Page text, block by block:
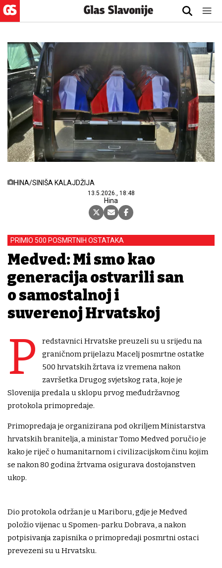
HINA/SINIŠA KALAJDŽIJA
13.5.2026., 18:48
Hina
PRIMIO 500 POSMRTNIH OSTATAKA
Medved: Mi smo kao
generacija ostvarili san
o samostalnoj i
suverenoj Hrvatskoj
P
redstavnici Hrvatske preuzeli su u srijedu na
graničnom prijelazu Macelj posmrtne ostatke
500 hrvatskih žrtava iz vremena nakon
završetka Drugog svjetskog rata, koje je
Slovenija predala u sklopu prvog međudržavnog
protokola primopredaje.
Primopredaja je organizirana pod okriljem Ministarstva
hrvatskih branitelja, a ministar Tomo Medved poručio je
kako je riječ o humanitarnom i civilizacijskom činu kojim
se nakon 80 godina žrtvama osigurava dostojanstven
ukop.
Dio protokola održan je u Mariboru, gdje je Medved
položio vijenac u Spomen-parku Dobrava, a nakon
potpisivanja zapisnika o primopredaji posmrtni ostaci
prevezeni su u Hrvatsku.